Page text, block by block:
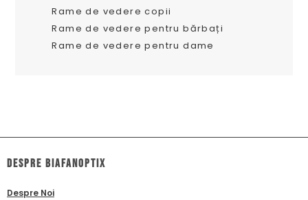
Rame de vedere copii
Rame de vedere pentru bărbați
Rame de vedere pentru dame
dESPRE biafanoptix
Despre Noi